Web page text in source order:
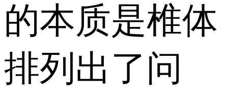
的本质是椎体
排列出了问